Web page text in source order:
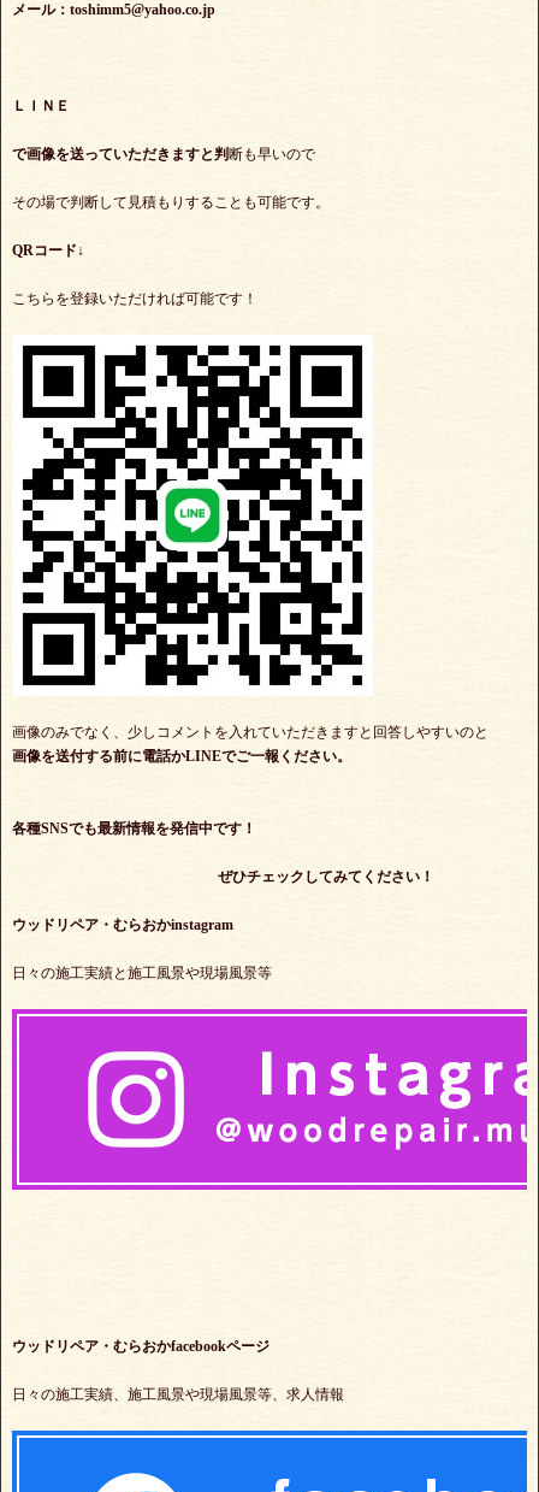
メール：toshimm5@yahoo.co.jp
ＬＩＮＥ
で画像を送っていただきますと判 断も早いので
その場で判断して見積もりすることも可能です。
QRコード↓
こちらを登録いただければ可能です！
画像のみでなく、少しコメントを入れていただきますと回答しやすいのと
画像を送付する前に電話かLINEでご一報ください。
各種SNSでも最新情報を発信中です！
ぜひチェックしてみてください！
ウッドリペア・むらおかinstagram
日々の施工実績と施工風景や現場風景等
ウッドリペア・むらおかfacebookページ
日々の施工実績、施工風景や現場風景等、求人情報